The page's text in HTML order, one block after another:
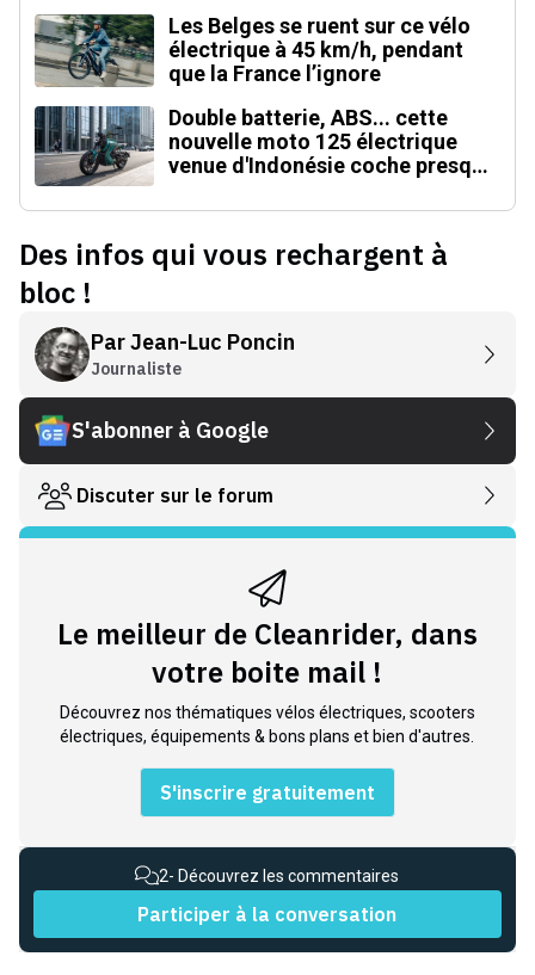
Les Belges se ruent sur ce vélo
électrique à 45 km/h, pendant
que la France l’ignore
Double batterie, ABS... cette
nouvelle moto 125 électrique
venue d'Indonésie coche presque
Des infos qui vous rechargent à
bloc !
ParJean-Luc Poncin
Journaliste
S'abonner à Google
Discuter sur le forum
Le meilleur de Cleanrider, dans
votre boite mail !
Découvrez nos thématiques vélos électriques, scooters
électriques, équipements & bons plans et bien d'autres.
S'inscrire gratuitement
2- Découvrez les commentaires
Participer à la conversation